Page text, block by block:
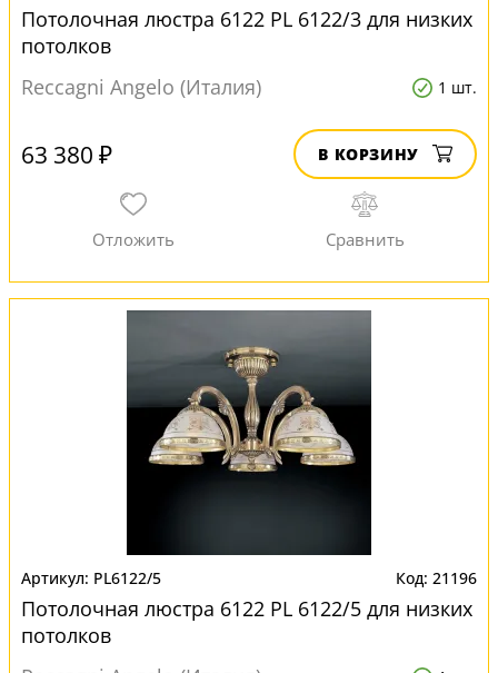
Потолочная люстра 6122 PL 6122/3 для низких
потолков
Reccagni Angelo (Италия)
1 шт.
63 380 ₽ В КОРЗИНУ
PL6122/5 21196
Потолочная люстра 6122 PL 6122/5 для низких
потолков